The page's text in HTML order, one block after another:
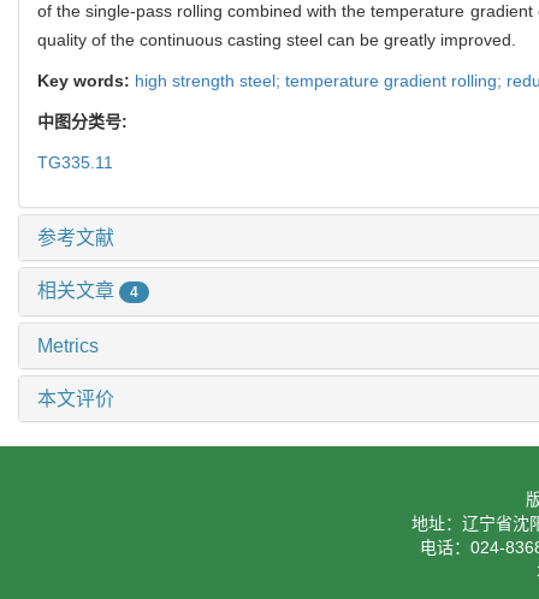
of the single-pass rolling combined with the temperature
quality of the continuous casting steel can be greatly improved.
Key words: high strength steel; temperature gradient rolling;
中图分类号:
TG335.11
参考文献
相关文章 4
Metrics
本文评价
地址：辽宁省沈
电话：024-